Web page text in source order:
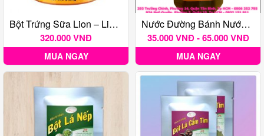
Bột Trứng Sữa Lion – Lion Custard Powder 3.5kg
320.000 VNĐ
MUA NGAY
Nước Đường Bánh Nướng Phú Thương 500 Gr
35.000 VNĐ - 65.000 VNĐ
MUA NGAY